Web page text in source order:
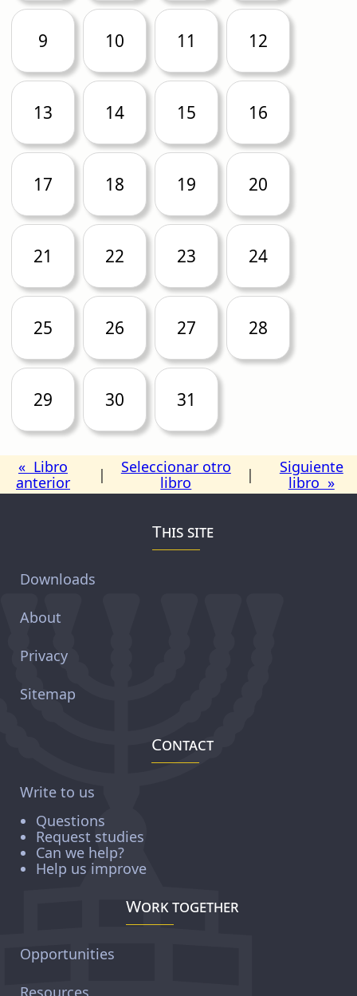
9 10 11 12
13 14 15 16
17 18 19 20
21 22 23 24
25 26 27 28
29 30 31
« Libro
anterior
|
Seleccionar otro
libro
|
Siguiente
libro »
This site
Downloads
About
Privacy
Sitemap
Contact
Write to us
Questions
Request studies
Can we help?
Help us improve
Work together
Opportunities
Resources